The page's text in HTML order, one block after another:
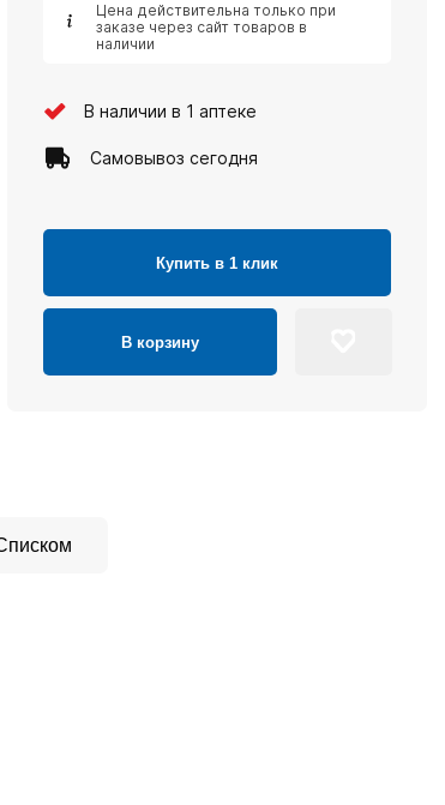
Цена действительна только при
заказе через сайт товаров в
наличии
В наличии в 1 аптеке
Самовывоз сегодня
Купить в 1 клик
В корзину